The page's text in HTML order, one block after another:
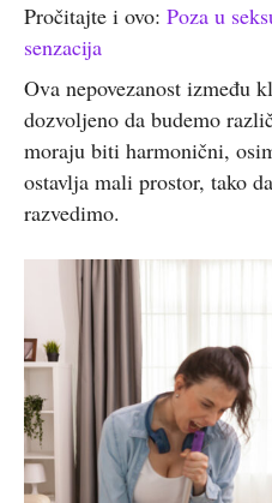
Pročitajte i ovo: Poza u
senzacija
Ova nepovezanost između
dozvoljeno da budemo
moraju biti harmonični,
ostavlja mali prostor, tako
razvedimo.